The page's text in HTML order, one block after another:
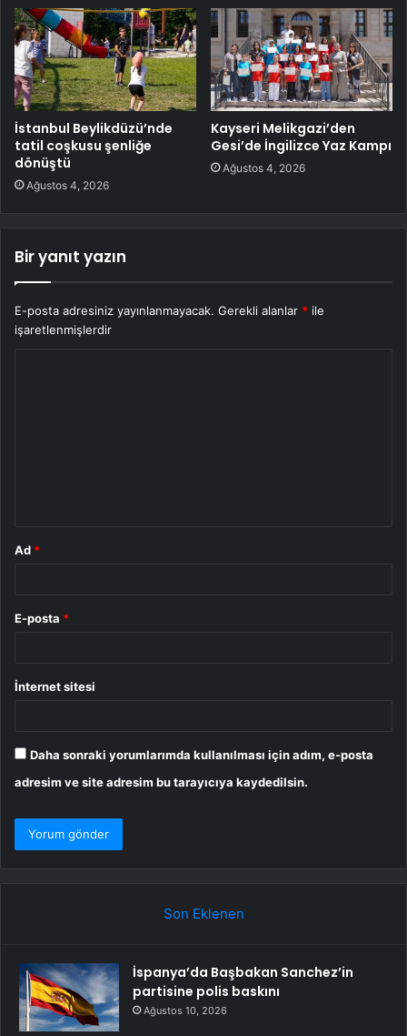
İstanbul Beylikdüzü’nde
tatil coşkusu şenliğe
dönüştü
Ağustos 4, 2026
Kayseri Melikgazi’den
Gesi’de İngilizce Yaz Kampı
Ağustos 4, 2026
Bir yanıt yazın
E-posta adresiniz yayınlanmayacak. Gerekli alanlar * ile
işaretlenmişlerdir
Ad *
E-posta *
İnternet sitesi
Daha sonraki yorumlarımda kullanılması için adım, e-posta
adresim ve site adresim bu tarayıcıya kaydedilsin.
Son Eklenen
İspanya’da Başbakan Sanchez’in
partisine polis baskını
Ağustos 10, 2026